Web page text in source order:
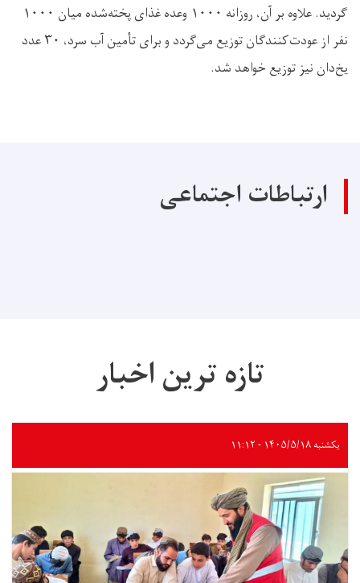
گردید. علاوه بر آن، روزانه ۱۰۰۰ وعده غذای پخته‌شده میان ۱۰۰۰
نفر از عودت‌کنندگان توزیع می‌گردد و برای تأمین آب سرد، ۳۰ عدد
یخ‌دان نیز توزیع خواهد شد.
ارتباطات اجتماعی
تازه ترین اخبار
یکشنبه ۱۴۰۵/۵/۱۸ - ۱۱:۱۲